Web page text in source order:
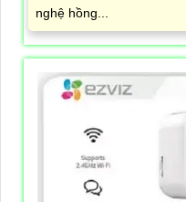
nghệ hồng...